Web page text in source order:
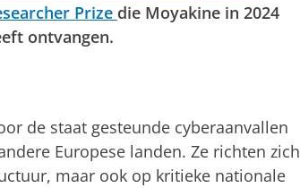
Prize die Moyakine in 2024
ontvangen.
de staat gesteunde cyberaanvallen
Europese landen. Ze richten zich
maar ook op kritieke nationale